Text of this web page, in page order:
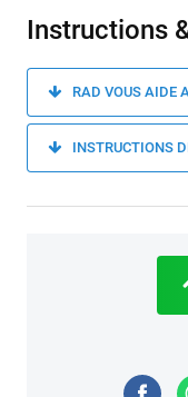
Instructions
RAD VOUS AIDE
INSTRUCTIONS